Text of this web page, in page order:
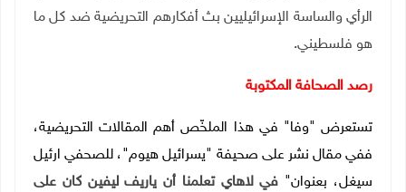
الرأي والساسة الإسرائيليين بث أفكارهم التحريضية ضد كل ما
هو فلسطيني.
رصد الصحافة المكتوبة
تستعرض "وفا" في هذا الملخّص أهم المقالات التحريضية،
ففي مقال نشر على صحيفة "يسرائيل هيوم"، للصحفي ارئيل
سيغل، بعنوان" في لاهاي تعلمنا أن ياريف ليفين كان على